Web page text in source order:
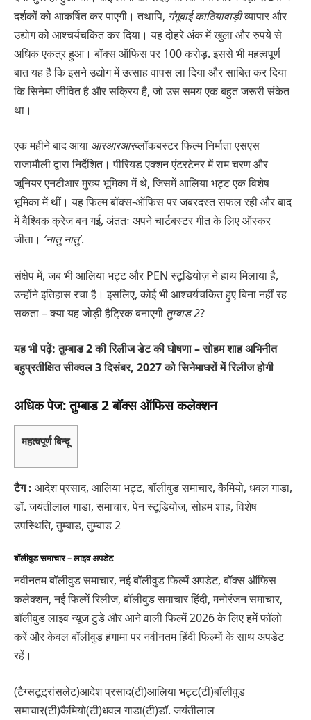
दर्शकों को आकर्षित कर पाएगी। तथापि, गंगूबाई काठियावाड़ीव्यापार और
उद्योग को आश्चर्यचकित कर दिया। यह दोहरे अंक में खुला और रुपये से
अधिक एकत्र हुआ। बॉक्स ऑफिस पर 100 करोड़. इससे भी महत्वपूर्ण
बात यह है कि इसने उद्योग में उत्साह वापस ला दिया और साबित कर दिया
कि सिनेमा जीवित है और सक्रिय है, जो उस समय एक बहुत जरूरी संकेत
था।
एक महीने बाद आया आरआरआरब्लॉकबस्टर फिल्म निर्माता एसएस
राजामौली द्वारा निर्देशित। पीरियड एक्शन एंटरटेनर में राम चरण और
जूनियर एनटीआर मुख्य भूमिका में थे, जिसमें आलिया भट्ट एक विशेष
भूमिका में थीं। यह फिल्म बॉक्स-ऑफिस पर जबरदस्त सफल रही और बाद
में वैश्विक क्रेज बन गई, अंततः अपने चार्टबस्टर गीत के लिए ऑस्कर
जीता। ‘नातु नातु’.
संक्षेप में, जब भी आलिया भट्ट और PEN स्टूडियोज़ ने हाथ मिलाया है,
उन्होंने इतिहास रचा है। इसलिए, कोई भी आश्चर्यचकित हुए बिना नहीं रह
सकता – क्या यह जोड़ी हैट्रिक बनाएगी तुम्बाड 2?
यह भी पढ़ें: तुम्बाड 2 की रिलीज डेट की घोषणा – सोहम शाह अभिनीत
बहुप्रतीक्षित सीक्वल 3 दिसंबर, 2027 को सिनेमाघरों में रिलीज होगी
अधिक पेज: तुम्बाड 2 बॉक्स ऑफिस कलेक्शन
महत्वपूर्ण बिन्दू
टैग : आदेश प्रसाद, आलिया भट्ट, बॉलीवुड समाचार, कैमियो, धवल गाडा,
डॉ. जयंतीलाल गाडा, समाचार, पेन स्टूडियोज, सोहम शाह, विशेष
उपस्थिति, तुम्बाड, तुम्बाड 2
बॉलीवुड समाचार – लाइव अपडेट
नवीनतम बॉलीवुड समाचार, नई बॉलीवुड फिल्में अपडेट, बॉक्स ऑफिस
कलेक्शन, नई फिल्में रिलीज, बॉलीवुड समाचार हिंदी, मनोरंजन समाचार,
बॉलीवुड लाइव न्यूज टुडे और आने वाली फिल्में 2026 के लिए हमें फॉलो
करें और केवल बॉलीवुड हंगामा पर नवीनतम हिंदी फिल्मों के साथ अपडेट
रहें।
(टैग्सटूट्रांसलेट)आदेश प्रसाद(टी)आलिया भट्ट(टी)बॉलीवुड
समाचार(टी)कैमियो(टी)धवल गाडा(टी)डॉ. जयंतीलाल